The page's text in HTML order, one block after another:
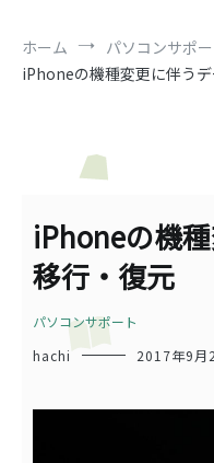
ホーム
パソコンサポ
iPhoneの機種変更に伴う
iPhoneの機
移行・復元
パソコンサポート
hachi
2017年9月